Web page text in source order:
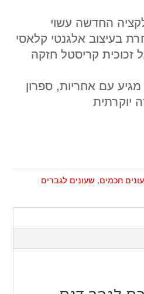
החדשה עשוי
בעיצוב אלגנטי קלאסי
זכוכית קריסטל חזקה
עם אחריות, ספרון
יוקרתית
חכמים, שעונים לגברים